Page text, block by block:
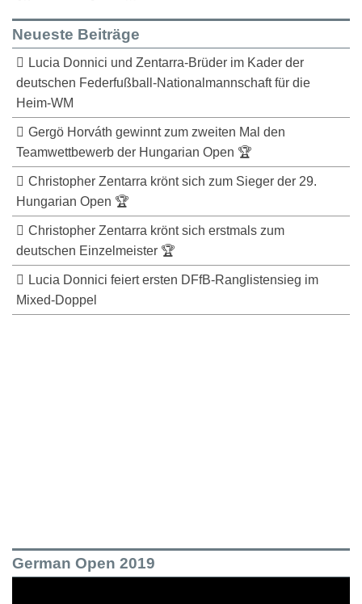
Neueste Beiträge
Lucia Donnici und Zentarra-Brüder im Kader der
deutschen Federfußball-Nationalmannschaft für die
Heim-WM
Gergö Horváth gewinnt zum zweiten Mal den
Teamwettbewerb der Hungarian Open 🏆
Christopher Zentarra krönt sich zum Sieger der 29.
Hungarian Open 🏆
Christopher Zentarra krönt sich erstmals zum
deutschen Einzelmeister 🏆
Lucia Donnici feiert ersten DFfB-Ranglistensieg im
Mixed-Doppel
German Open 2019